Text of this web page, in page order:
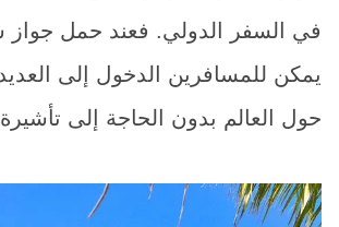
في السفر الدولي. فعند حمل جواز
يمكن للمسافرين الدخول إلى
حول العالم بدون الحاجة إلى